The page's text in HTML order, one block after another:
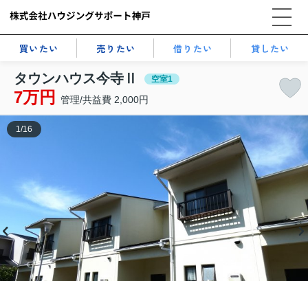
買いたい 売りたい 借りたい 貸したい
タウンハウス今寺Ⅱ 空室1
7万円 管理/共益費 2,000円
1/16